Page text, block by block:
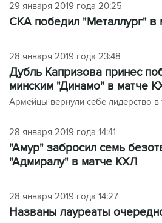
29 января 2019 года 20:25
СКА победил "Металлург" в
28 января 2019 года 23:48
Дубль Капризова принес
минским "Динамо" в матче
Армейцы вернули себе лидерство в
28 января 2019 года 14:41
"Амур" забросил семь
"Адмиралу" в матче КХЛ
28 января 2019 года 14:27
Названы лауреаты